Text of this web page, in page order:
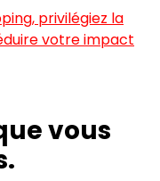
privilégiez la
votre impact
vous